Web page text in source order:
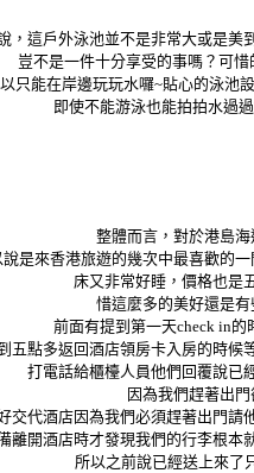
，這戶外泳池並不是非常大或是美
豈不是一件十分享受的事嗎？可惜
只能在岸邊玩玩水囉~貼心的泳池
即使不能游泳也能拍拍水過
整體而言，對於港島海
是來香港旅遊的幾次中最喜歡的
床又非常好睡，價格也是
惜這麼多的美好還是有
前面有提到第一天check in的
五點多返回酒店領房卡入房的時候
打電話給櫃檯人員他們回覆說已
因為我們趕著出門
交代酒店因為我們必須趕著出門請
離開酒店時才發現我們的行李根本
所以之前說已經送上來了